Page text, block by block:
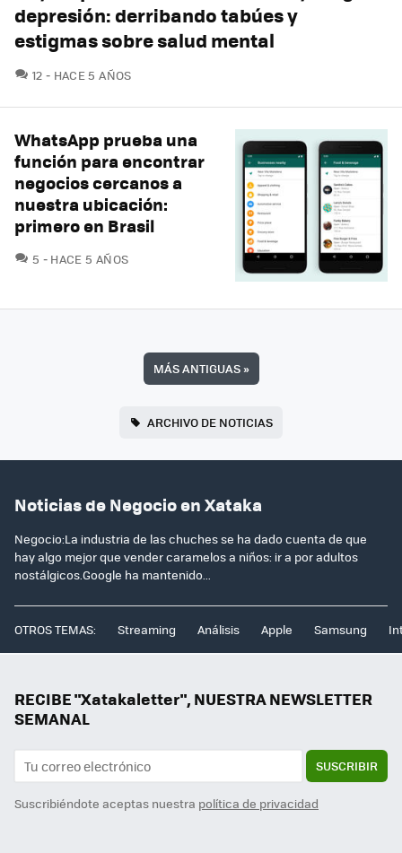
depresión: derribando tabúes y
estigmas sobre salud mental
12 COMENTARIOS
HACE 5 AÑOS
WhatsApp prueba una
función para encontrar
negocios cercanos a
nuestra ubicación:
primero en Brasil
5 COMENTARIOS
HACE 5 AÑOS
MÁS ANTIGUAS»
ARCHIVO DE NOTICIAS
Noticias de Negocio en Xataka
Negocio:La industria de las chuches se ha dado cuenta de que
hay algo mejor que vender caramelos a niños: ir a por adultos
nostálgicos.Google ha mantenido...
OTROS TEMAS: Streaming Análisis Apple Samsung
RECIBE "Xatakaletter", NUESTRA NEWSLETTER
SEMANAL
SUSCRIBIR
Suscribiéndote aceptas nuestra política de privacidad